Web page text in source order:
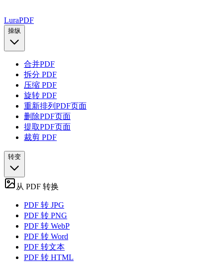
LuraPDF
操纵
合并PDF
拆分 PDF
压缩 PDF
旋转 PDF
重新排列PDF页面
删除PDF页面
提取PDF页面
裁剪 PDF
转变
从 PDF 转换
PDF 转 JPG
PDF 转 PNG
PDF 转 WebP
PDF 转 Word
PDF 转文本
PDF 转 HTML